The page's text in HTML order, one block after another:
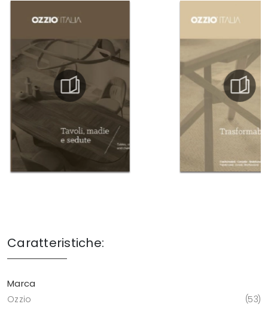
Caratteristiche:
Marca
Ozzio 53